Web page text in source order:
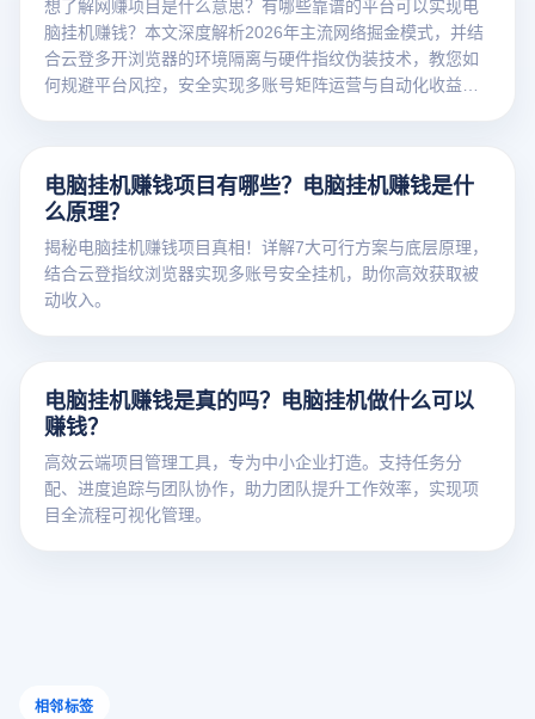
想了解网赚项目是什么意思？有哪些靠谱的平台可以实现电
脑挂机赚钱？本文深度解析2026年主流网络掘金模式，并结
合云登多开浏览器的环境隔离与硬件指纹伪装技术，教您如
何规避平台风控，安全实现多账号矩阵运营与自动化收益。
电脑挂机赚钱项目有哪些？电脑挂机赚钱是什
么原理？
揭秘电脑挂机赚钱项目真相！详解7大可行方案与底层原理，
结合云登指纹浏览器实现多账号安全挂机，助你高效获取被
动收入。
电脑挂机赚钱是真的吗？电脑挂机做什么可以
赚钱？
高效云端项目管理工具，专为中小企业打造。支持任务分
配、进度追踪与团队协作，助力团队提升工作效率，实现项
目全流程可视化管理。
相邻标签